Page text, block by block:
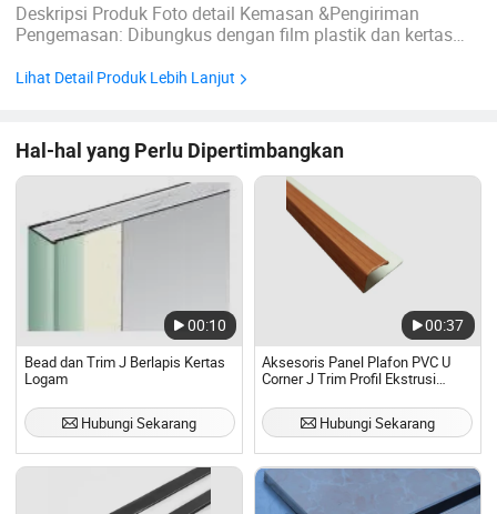
Deskripsi Produk Foto detail Kemasan &Pengiriman
Pengemasan: Dibungkus dengan film plastik dan kertas
galvanisasi di luar, dilapisi oleh strip baja,didukung oleh
Lihat Detail Produk Lebih Lanjut
Hal-hal yang Perlu Dipertimbangkan
00:10
Bead dan Trim J Berlapis Kertas
Logam
Hubungi Sekarang
00:37
Aksesoris Panel Plafon PVC U
Corner J Trim Profil Ekstrusi
Hubungi Sekarang